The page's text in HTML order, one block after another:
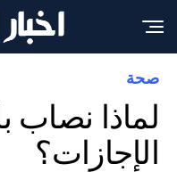
صحة
لماذا نصاب
الإجازات؟